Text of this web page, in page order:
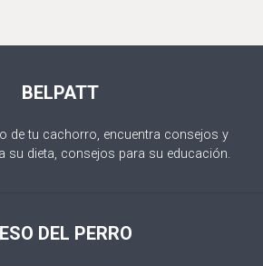
BELPATT
de tu cachorro, encuentra consejos y
su dieta, consejos para su educación.
DEL PERRO